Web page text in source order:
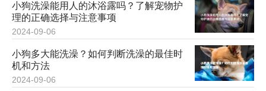
小狗洗澡能用人的沐浴露吗？了解宠物护
理的正确选择与注意事项
2024-09-06
小狗多大能洗澡？如何判断洗澡的最佳时
机和方法
2024-09-06